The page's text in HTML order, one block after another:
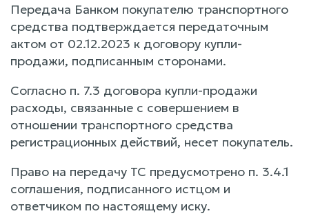
Передача Банком покупателю транспортного
средства подтверждается передаточным
актом от 02.12.2023 к договору купли-
продажи, подписанным сторонами.
Согласно п. 7.3 договора купли-продажи
расходы, связанные с совершением в
отношении транспортного средства
регистрационных действий, несет покупатель.
Право на передачу ТС предусмотрено п. 3.4.1
соглашения, подписанного истцом и
ответчиком по настоящему иску.